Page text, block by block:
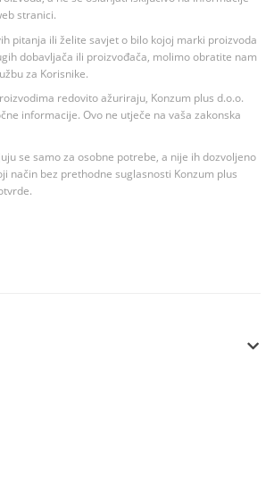
stranici.
pitanja ili želite savjet o bilo kojoj marki proizvoda
dobavljača ili proizvođača, molimo obratite nam
za Korisnike.
redovito ažuriraju, Konzum plus d.o.o.
informacije. Ovo ne utječe na vaša zakonska
se samo za osobne potrebe, a nije ih dozvoljeno
način bez prethodne suglasnosti Konzum plus